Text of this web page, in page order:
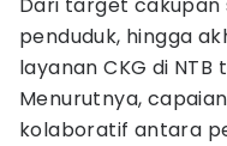
penduduk, hingga
layanan CKG di
Menurutnya,
kolaboratif antara